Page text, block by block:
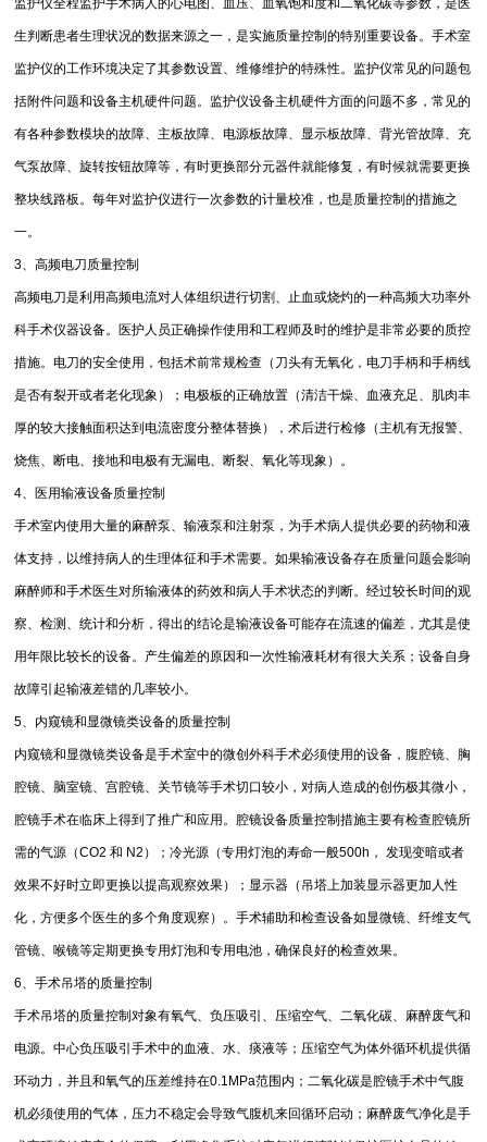
监护仪全程监护手术病人的心电图、血压、血氧饱和度和二氧化碳等参数，是医
生判断患者生理状况的数据来源之一，是实施质量控制的特别重要设备。手术室
监护仪的工作环境决定了其参数设置、维修维护的特殊性。监护仪常见的问题包
括附件问题和设备主机硬件问题。监护仪设备主机硬件方面的问题不多，常见的
有各种参数模块的故障、主板故障、电源板故障、显示板故障、背光管故障、充
气泵故障、旋转按钮故障等，有时更换部分元器件就能修复，有时候就需要更换
整块线路板。每年对监护仪进行一次参数的计量校准，也是质量控制的措施之
一。
3、高频电刀质量控制
高频电刀是利用高频电流对人体组织进行切割、止血或烧灼的一种高频大功率外
科手术仪器设备。医护人员正确操作使用和工程师及时的维护是非常必要的质控
措施。电刀的安全使用，包括术前常规检查（刀头有无氧化，电刀手柄和手柄线
是否有裂开或者老化现象）；电极板的正确放置（清洁干燥、血液充足、肌肉丰
厚的较大接触面积达到电流密度分整体替换），术后进行检修（主机有无报警、
烧焦、断电、接地和电极有无漏电、断裂、氧化等现象）。
4、医用输液设备质量控制
手术室内使用大量的麻醉泵、输液泵和注射泵，为手术病人提供必要的药物和液
体支持，以维持病人的生理体征和手术需要。如果输液设备存在质量问题会影响
麻醉师和手术医生对所输液体的药效和病人手术状态的判断。经过较长时间的观
察、检测、统计和分析，得出的结论是输液设备可能存在流速的偏差，尤其是使
用年限比较长的设备。产生偏差的原因和一次性输液耗材有很大关系；设备自身
故障引起输液差错的几率较小。
5、内窥镜和显微镜类设备的质量控制
内窥镜和显微镜类设备是手术室中的微创外科手术必须使用的设备，腹腔镜、胸
腔镜、脑室镜、宫腔镜、关节镜等手术切口较小，对病人造成的创伤极其微小，
腔镜手术在临床上得到了推广和应用。腔镜设备质量控制措施主要有检查腔镜所
需的气源（CO2 和 N2）；冷光源（专用灯泡的寿命一般500h， 发现变暗或者
效果不好时立即更换以提高观察效果）；显示器（吊塔上加装显示器更加人性
化，方便多个医生的多个角度观察）。手术辅助和检查设备如显微镜、纤维支气
管镜、喉镜等定期更换专用灯泡和专用电池，确保良好的检查效果。
6、手术吊塔的质量控制
手术吊塔的质量控制对象有氧气、负压吸引、压缩空气、二氧化碳、麻醉废气和
电源。中心负压吸引手术中的血液、水、痰液等；压缩空气为体外循环机提供循
环动力，并且和氧气的压差维持在0.1MPa范围内；二氧化碳是腔镜手术中气腹
机必须使用的气体，压力不稳定会导致气腹机来回循环启动；麻醉废气净化是手